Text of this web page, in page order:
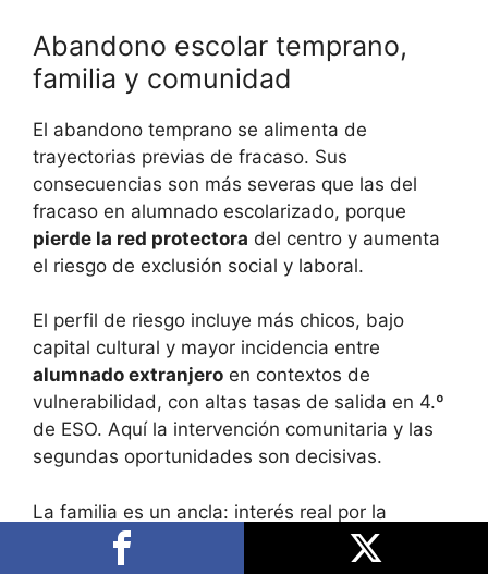
Abandono escolar temprano,
familia y comunidad
El abandono temprano se alimenta de
trayectorias previas de fracaso. Sus
consecuencias son más severas que las del
fracaso en alumnado escolarizado, porque
pierde la red protectora del centro y aumenta
el riesgo de exclusión social y laboral.
El perfil de riesgo incluye más chicos, bajo
capital cultural y mayor incidencia entre
alumnado extranjero en contextos de
vulnerabilidad, con altas tasas de salida en 4.º
de ESO. Aquí la intervención comunitaria y las
segundas oportunidades son decisivas.
La familia es un ancla: interés real por la
escolaridad, comunicación respetuosa, hábitos
de estudio (horario, espacio, planificación),